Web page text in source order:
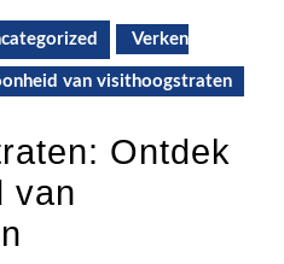
Verken
van visithoogstraten
Ontdek
van